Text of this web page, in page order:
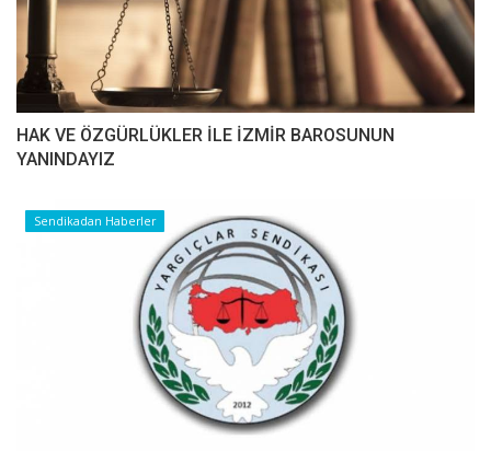
HAK VE ÖZGÜRLÜKLER İLE İZMİR BAROSUNUN
YANINDAYIZ
Sendikadan Haberler